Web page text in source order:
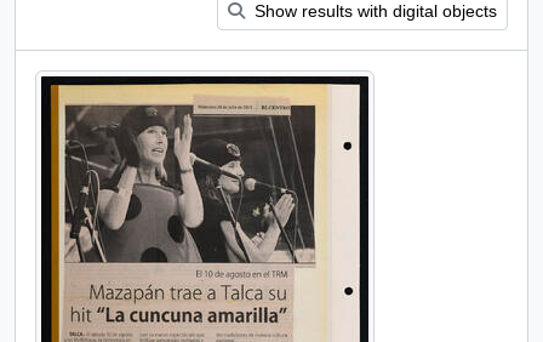
Show results with digital objects